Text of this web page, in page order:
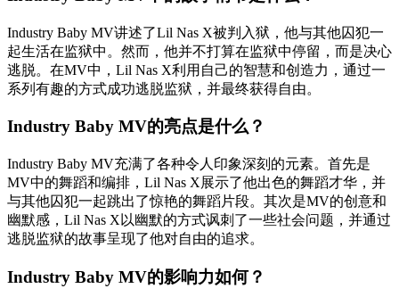
Industry Baby MV讲述了Lil Nas X被判入狱，他与其他囚犯一
起生活在监狱中。然而，他并不打算在监狱中停留，而是决心
逃脱。在MV中，Lil Nas X利用自己的智慧和创造力，通过一
系列有趣的方式成功逃脱监狱，并最终获得自由。
Industry Baby MV的亮点是什么？
Industry Baby MV充满了各种令人印象深刻的元素。首先是
MV中的舞蹈和编排，Lil Nas X展示了他出色的舞蹈才华，并
与其他囚犯一起跳出了惊艳的舞蹈片段。其次是MV的创意和
幽默感，Lil Nas X以幽默的方式讽刺了一些社会问题，并通过
逃脱监狱的故事呈现了他对自由的追求。
Industry Baby MV的影响力如何？